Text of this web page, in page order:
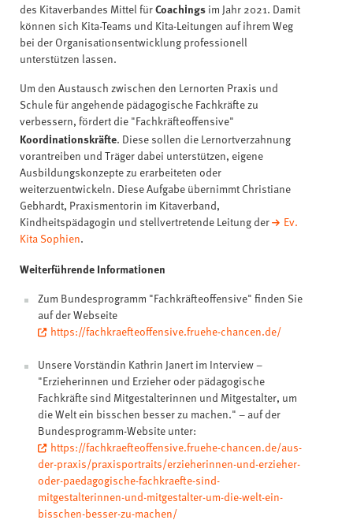
des Kitaverbandes Mittel für Coachings im Jahr 2021. Damit
können sich Kita-Teams und Kita-Leitungen auf ihrem Weg
bei der Organisationsentwicklung professionell
unterstützen lassen.
Um den Austausch zwischen den Lernorten Praxis und
Schule für angehende pädagogische Fachkräfte zu
verbessern, fördert die "Fachkräfteoffensive"
Koordinationskräfte. Diese sollen die Lernortverzahnung
vorantreiben und Träger dabei unterstützen, eigene
Ausbildungskonzepte zu erarbeiteten oder
weiterzuentwickeln. Diese Aufgabe übernimmt Christiane
Gebhardt, Praxismentorin im Kitaverband,
Kindheitspädagogin und stellvertretende Leitung der
Ev.
Kita Sophien.
Weiterführende Informationen
Zum Bundesprogramm "Fachkräfteoffensive" finden Sie
auf der Webseite
https://fachkraefteoffensive.fruehe-chancen.de/
Unsere Vorständin Kathrin Janert im Interview –
"Erzieherinnen und Erzieher oder pädagogische
Fachkräfte sind Mitgestalterinnen und Mitgestalter, um
die Welt ein bisschen besser zu machen." – auf der
Bundesprogramm-Website unter:
https://fachkraefteoffensive.fruehe-chancen.de/aus-
der-praxis/praxisportraits/erzieherinnen-und-erzieher-
oder-paedagogische-fachkraefte-sind-
mitgestalterinnen-und-mitgestalter-um-die-welt-ein-
bisschen-besser-zu-machen/